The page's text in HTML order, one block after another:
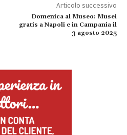
Articolo successivo
Domenica al Museo: Musei
gratis a Napoli e in Campania il
3 agosto 2025